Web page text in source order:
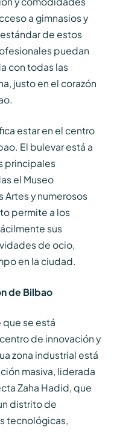
a gimnasios y
de estos
puedan
con todas las
justo en el corazón
estar en el centro
El bulevar está a
principales
el Museo
Artes y numerosos
permite a los
sus
de ocio,
en la ciudad.
de Bilbao
que se está
de innovación y
zona industrial está
masiva, liderada
Zaha Hadid, que
distrito de
tecnológicas,